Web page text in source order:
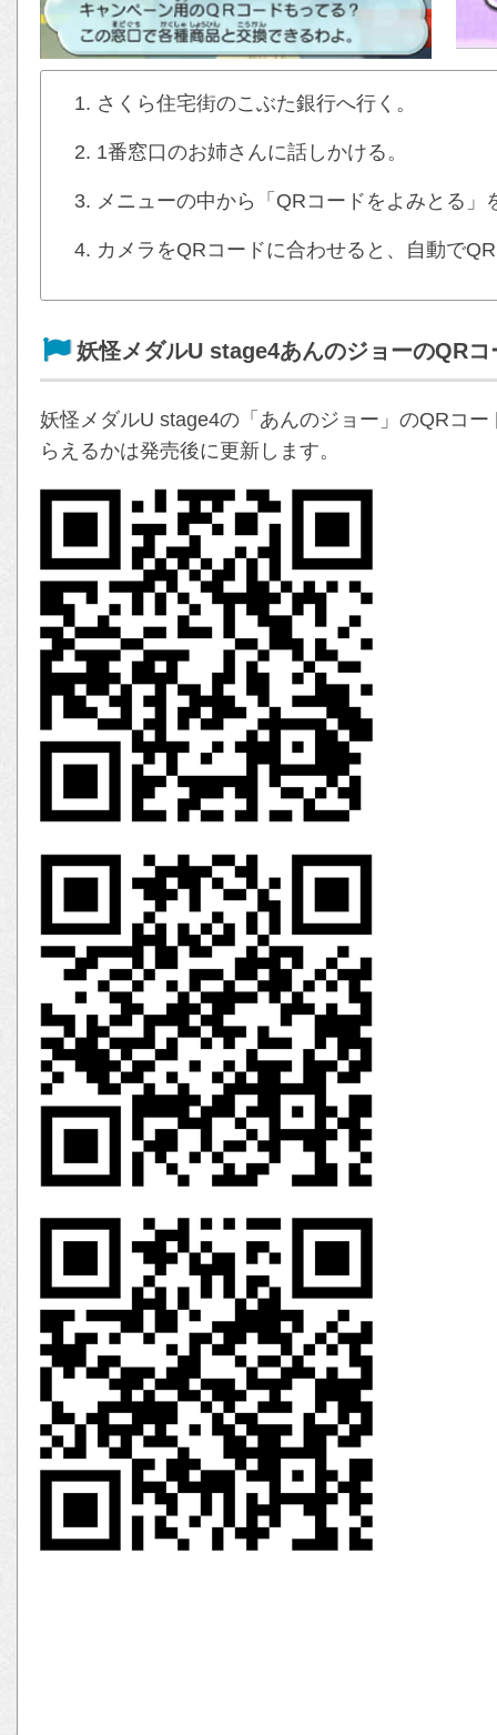
さくら住宅街のこぶた銀行へ行く。
1番窓口のお姉さんに話しかける。
メニューの中から「QRコードをよみとる」
カメラをQRコードに合わせると、自動で
妖怪メダルU stage4あんのジョーのQRコ
妖怪メダルU stage4の「あんのジョー」のQRコ
らえるかは発売後に更新します。